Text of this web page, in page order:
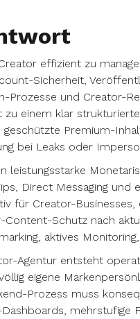
effizient zu
Sicherheit,
Prozesse und Creator-
zu einem klar
Premium-
bei Leaks oder
leistungsstarke
Direct Messaging
für Creator-
Content-Schutz nach
aktives
Agentur entsteht
eigene
Prozess muss
mehrstufige